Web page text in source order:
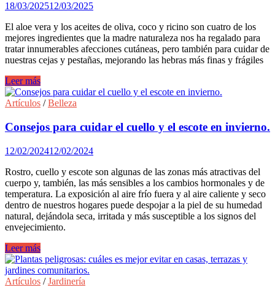
18/03/202512/03/2025
El aloe vera y los aceites de oliva, coco y ricino son cuatro de los
mejores ingredientes que la madre naturaleza nos ha regalado para
tratar innumerables afecciones cutáneas, pero también para cuidar de
nuestras cejas y pestañas, mejorando las hebras más finas y frágiles
Cuatro
ingredientes
naturales
cuidar
nuestras
cejas
y
pestañas.
Leer más
Artículos /Belleza
Consejos para cuidar el cuello y el escote en invierno.
12/02/202412/02/2024
Rostro, cuello y escote son algunas de las zonas más atractivas del
cuerpo y, también, las más sensibles a los cambios hormonales y de
temperatura. La exposición al aire frío fuera y al aire caliente y seco
dentro de nuestros hogares puede despojar a la piel de su humedad
natural, dejándola seca, irritada y más susceptible a los signos del
envejecimiento.
Consejos
para
cuidar
el
Leer más
Artículos /Jardinería